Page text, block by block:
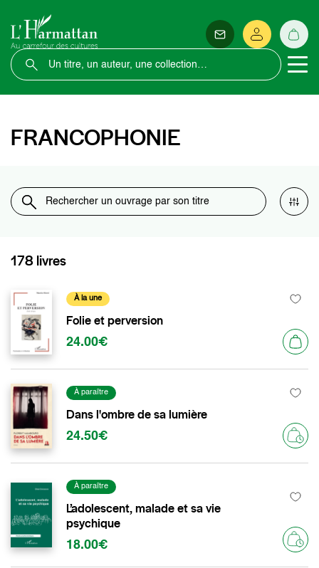
FRANCOPHONIE
178 livres
À la une
Folie et perversion
24.00€
À paraître
Dans l'ombre de sa lumière
24.50€
À paraître
L’adolescent, malade et sa vie
psychique
18.00€